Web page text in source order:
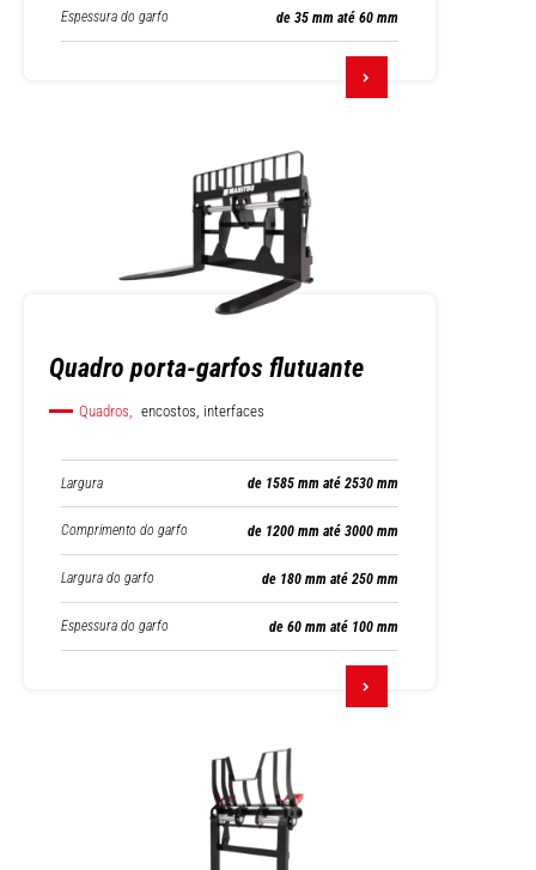
Espessura do garfo de 35 mm até 60 mm
Quadro porta-garfos flutuante
Quadros, encostos, interfaces
Largura de 1585 mm até 2530 mm
Comprimento do garfo de 1200 mm até 3000 mm
Largura do garfo de 180 mm até 250 mm
Espessura do garfo de 60 mm até 100 mm